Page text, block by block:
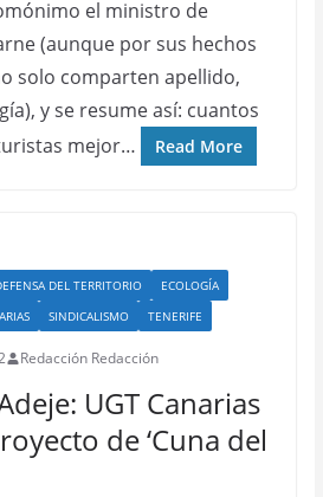
el ministro de
(aunque por sus hechos
solo comparten apellido,
y se resume así: cuantos
mejor…
Read More
DEL TERRITORIO
ECOLOGÍA
SINDICALISMO TENERIFE
Redacción Redacción
UGT Canarias
de ‘Cuna del